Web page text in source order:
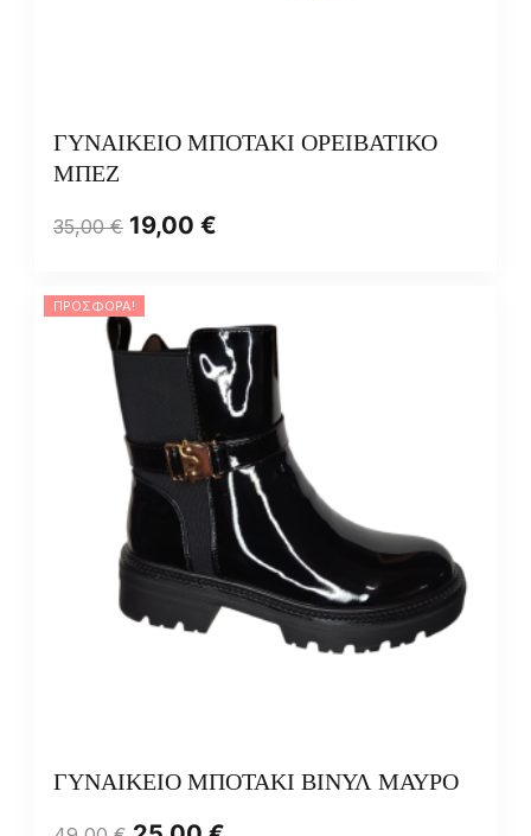
ΓΥΝΑΙΚΕΙΟ ΜΠΟΤΑΚΙ ΟΡΕΙΒΑΤΙΚΟ
ΜΠΕΖ
35,00€ 19,00 €
ΠΡΟΣΦΟΡΆ!
ΓΥΝΑΙΚΕΙΟ ΜΠΟΤΑΚΙ ΒΙΝΥΛ ΜΑΥΡΟ